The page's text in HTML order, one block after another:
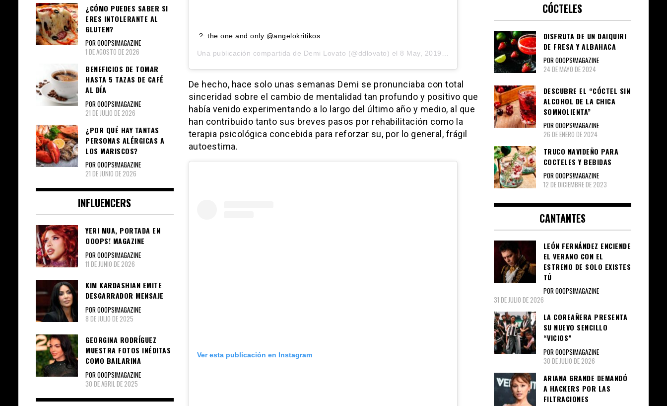
?: the one and only @angelokritikos
Una publicación compartida de Demi Lovato (@ddlovato) el 8 May, 2019 a las 3:18 PDT
De hecho, hace solo unas semanas Demi se pronunciaba con total
sinceridad sobre el cambio de mentalidad tan profundo y positivo que
había venido experimentando a lo largo del último año y medio, al que
han contribuido tanto sus breves pasos por rehabilitación como la
terapia psicológica concebida para reforzar su, por lo general, frágil
autoestima.
Ver esta publicación en Instagram
¿CÓMO PUEDES SABER SI
ERES INTOLERANTE AL
GLUTEN?
POR OOOPS!MAGAZINE
1 DE AGOSTO DE 2026
BENEFICIOS DE TOMAR
HASTA 5 TAZAS DE CAFÉ
AL DÍA
POR OOOPS!MAGAZINE
21 DE JULIO DE 2026
¿POR QUÉ HAY TANTAS
PERSONAS ALÉRGICAS A
LOS MARISCOS?
POR OOOPS!MAGAZINE
21 DE JUNIO DE 2026
INFLUENCERS
YERI MUA, PORTADA EN
OOOPS! MAGAZINE
POR OOOPS!MAGAZINE
11 DE JUNIO DE 2026
KIM KARDASHIAN EMITE
DESGARRADOR MENSAJE
POR OOOPS!MAGAZINE
8 DE JULIO DE 2025
GEORGINA RODRÍGUEZ
MUESTRA FOTOS INÉDITAS
COMO BAILARINA
POR OOOPS!MAGAZINE
30 DE ABRIL DE 2025
CÓCTELES
DISFRUTA DE UN DAIQUIRI
DE FRESA Y ALBAHACA
POR OOOPS!MAGAZINE
24 DE MAYO DE 2024
DESCUBRE EL “CÓCTEL SIN
ALCOHOL DE LA CHICA
SOMNOLIENTA”
POR OOOPS!MAGAZINE
26 DE ENERO DE 2024
TRUCO NAVIDEÑO PARA
COCTELES Y BEBIDAS
POR OOOPS!MAGAZINE
12 DE DICIEMBRE DE 2023
CANTANTES
LEÓN FERNÁNDEZ ENCIENDE
EL VERANO CON EL
ESTRENO DE SOLO EXISTES
TÚ
POR OOOPS!MAGAZINE
31 DE JULIO DE 2026
LA COREAÑERA PRESENTA
SU NUEVO SENCILLO
“VICIOS”
POR OOOPS!MAGAZINE
30 DE JULIO DE 2026
ARIANA GRANDE DEMANDÓ
A HACKERS POR LAS
FILTRACIONES